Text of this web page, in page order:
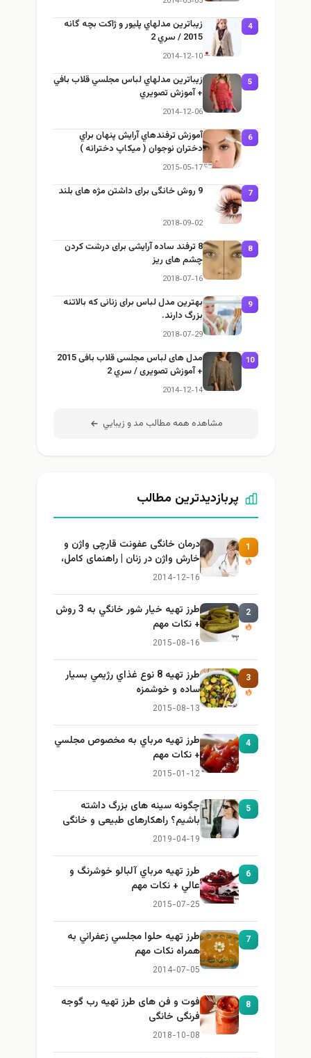
4
زيباترين مدلهاي پليور و ژاكت بچه گانه
2015 / سري 2
2014-12-10
5
زيباترين مدلهاي لباس مجلسي قلاب بافي
+ آموزش تصويري
2014-12-06
6
آموزش ترفندهاي آرایش پنهان براي
دختران نوجوان ( میکاپ دخترانه )
2015-05-17
7 9 روش خانگی برای داشتن مژه های بلند
2018-09-02
8
8 ترفند ساده آرایشی برای درشت کردن
چشم های ریز
2018-07-16
9
بهترین مدل لباس برای زنانی که بالاتنه
بزرگ دارند.
2018-07-29
10
مدل های لباس مجلسی قلاب بافی 2015
+ آموزش تصویری / سري 2
2014-12-14
مشاهده همه مطالب مد و زيبايي
پربازدیدترین مطالب
1
درمان خانگی عفونت قارچی واژن و
خارش واژن در زنان | راهنمای کامل،
ایمن و کاربردی
2014-12-16
2
طرز تهيه خیار شور خانگي به 3 روش
+ نكات مهم
2015-08-16
3
طرز تهيه 8 نوع غذاي رژيمي بسيار
ساده و خوشمزه
2015-08-13
4
طرز تهيه مرباي به مخصوص مجلسي
+ نكات مهم
2015-01-12
5
چگونه سینه های بزرگ داشته
باشیم؟ راهکارهای طبیعی و خانگی
برای بزرگ کردن سینه
2019-04-19
6
طرز تهيه مرباي آلبالو خوشرنگ و
عالي + نكات مهم
2015-07-25
7
طرز تهيه حلوا مجلسي زعفراني به
همراه نكات مهم
2014-07-05
8
فوت و فن های طرز تهیه رب گوجه
فرنگی خانگی
2018-10-08